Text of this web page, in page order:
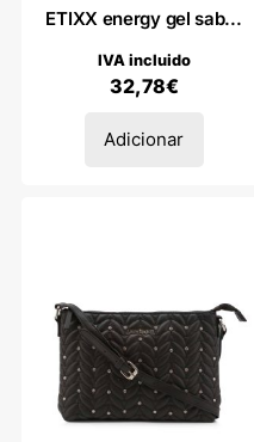
ETIXX energy gel sab...
32,78€
IVA incluido
Adicionar